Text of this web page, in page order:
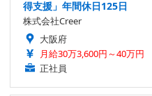
得支援」年間休日125日
株式会社Creer
大阪府
月給30万3,600円～40万円
正社員